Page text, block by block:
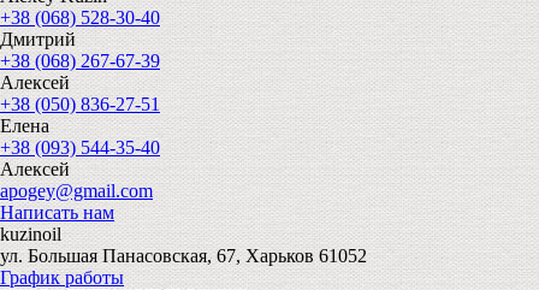
+38 (068) 528-30-40
Дмитрий
+38 (068) 267-67-39
Алексей
+38 (050) 836-27-51
Елена
+38 (093) 544-35-40
Алексей
apogey@gmail.com
Написать нам
kuzinoil
ул. Большая Панасовская, 67, Харьков 61052
График работы